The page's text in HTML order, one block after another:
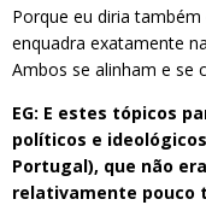
Porque eu diria
enquadra exatamente
Ambos se alinham e se
EG: E estes tópicos
políticos e
Portugal), que não
relativamente pouco